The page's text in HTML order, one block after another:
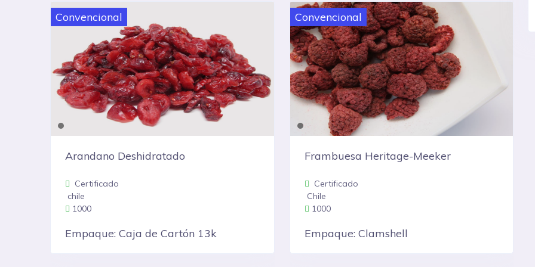
Convencional
Frambuesa Heritage-Meeker
Certificado
Chile
1000
Empaque: Clamshell
Orgánico
Frambuesa Heritage-Meeker
Certificado
Chile
1000
Empaque: Bolsa de plástico